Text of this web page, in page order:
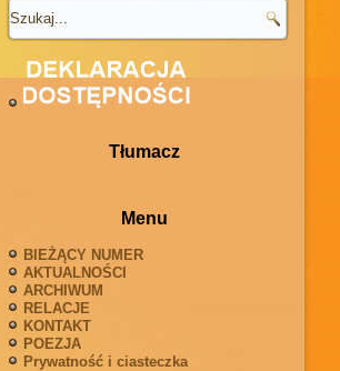
Tłumacz
Menu
BIEŻĄCY NUMER
AKTUALNOŚCI
ARCHIWUM
RELACJE
KONTAKT
POEZJA
Prywatność i ciasteczka